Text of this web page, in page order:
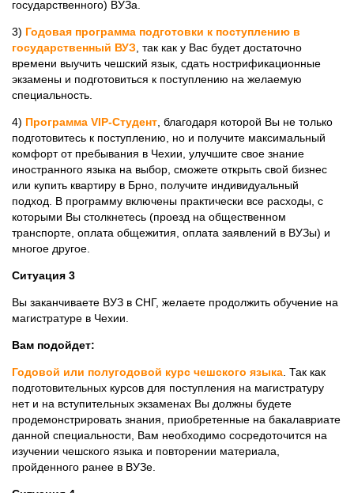
государственного) ВУЗа.
3) Годовая программа подготовки к поступлению в
государственный ВУЗ , так как у Вас будет достаточно
времени выучить чешский язык, сдать нострификационные
экзамены и подготовиться к поступлению на желаемую
специальность.
4) Программа VIP-Студент , благодаря которой Вы не только
подготовитесь к поступлению, но и получите максимальный
комфорт от пребывания в Чехии, улучшите свое знание
иностранного языка на выбор, сможете открыть свой бизнес
или купить квартиру в Брно, получите индивидуальный
подход. В программу включены практически все расходы, с
которыми Вы столкнетесь (проезд на общественном
транспорте, оплата общежития, оплата заявлений в ВУЗы) и
многое другое.
Ситуация 3
Вы заканчиваете ВУЗ в СНГ, желаете продолжить обучение на
магистратуре в Чехии.
Вам подойдет:
Годовой или полугодовой курс чешского языка . Так как
подготовительных курсов для поступления на магистратуру
нет и на вступительных экзаменах Вы должны будете
продемонстрировать знания, приобретенные на бакалавриате
данной специальности, Вам необходимо сосредоточится на
изучении чешского языка и повторении материала,
пройденного ранее в ВУЗе.